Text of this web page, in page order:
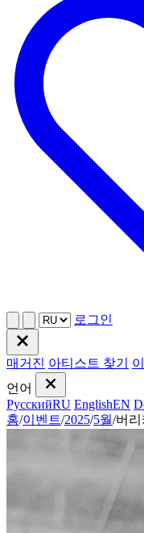
로그인
매거진 아티스트 찾기
언어
РусскийRU EnglishEN
홈/이벤트/2025/5월/버리